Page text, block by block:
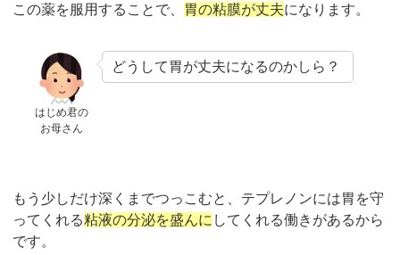
この薬を服用することで、 胃の粘膜が丈夫になります。
はじめ君の
お母さん
どうして胃が丈夫になるのかしら？
もう少しだけ深くまでつっこむと、テプレノンには胃を守
ってくれる粘液の分泌を盛んに してくれる働きがあるから
です。